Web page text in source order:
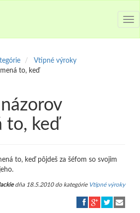
Vtipné výroky
to, keď
to, keď
to, keď pôjdeš za šéfom so svojim
dňa 18.5.2010 do kategórie Vtipné výroky